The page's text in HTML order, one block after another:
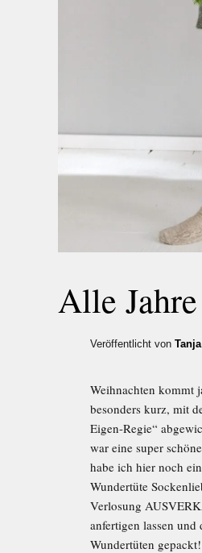
Alle
Veröffentlicht von
Weihnachten kommt
besonders kurz, mit
Eigen-Regie“
war eine super
habe ich hier noch
Wundertüte
Verlosung
anfertigen lassen
Wundertüten